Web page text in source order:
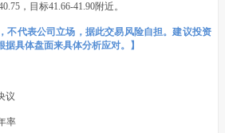
，目标41.66-41.90附近。
不代表公司立场，据此交易风险自担。建议投资
具体盘面来具体分析应对。】
议
率